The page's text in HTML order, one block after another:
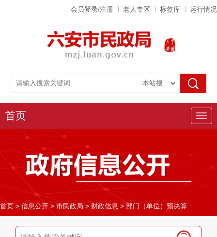
会员登录/注册 老人专区 标签库 运行情况
导
航
首页
首页> 信息公开 > 市民政局 > 财政信息 > 部门（单位）预决算